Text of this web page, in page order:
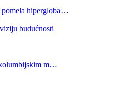
pomela hipergloba…
budućnosti
m…